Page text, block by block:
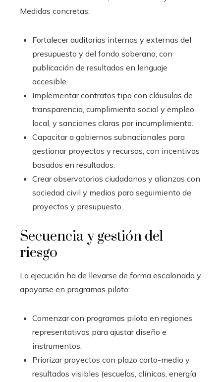
Medidas concretas:
Fortalecer auditorías internas y externas del
presupuesto y del fondo soberano, con
publicación de resultados en lenguaje
accesible.
Implementar contratos tipo con cláusulas de
transparencia, cumplimiento social y empleo
local, y sanciones claras por incumplimiento.
Capacitar a gobiernos subnacionales para
gestionar proyectos y recursos, con incentivos
basados en resultados.
Crear observatorios ciudadanos y alianzas con
sociedad civil y medios para seguimiento de
proyectos y presupuesto.
Secuencia y gestión del
riesgo
La ejecución ha de llevarse de forma escalonada y
apoyarse en programas piloto:
Comenzar con programas piloto en regiones
representativas para ajustar diseño e
instrumentos.
Priorizar proyectos con plazo corto-medio y
resultados visibles (escuelas, clínicas, energía